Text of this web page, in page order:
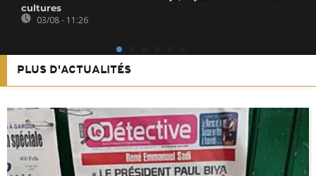
cultures
03/08 - 11:26
PLUS D'ACTUALITÉS